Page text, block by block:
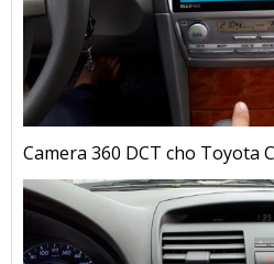
Camera 360 DCT cho Toyota